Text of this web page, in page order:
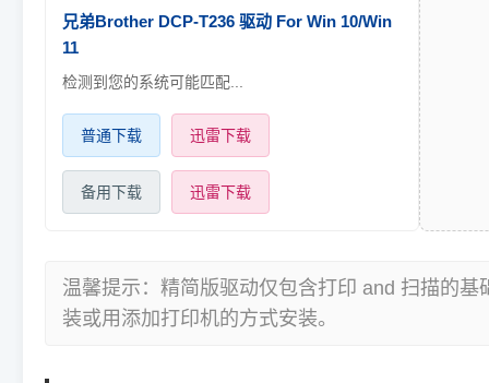
兄弟Brother DCP-T236 驱动 For Win 10/Win
11
检测到您的系统可能匹配...
普通下载 迅雷下载
备用下载 迅雷下载
温馨提示：精简版驱动仅包含打印 and 扫描的基
装或用添加打印机的方式安装。